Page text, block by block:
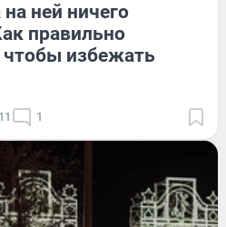
ней ничего
правильно
чтобы избежать
1